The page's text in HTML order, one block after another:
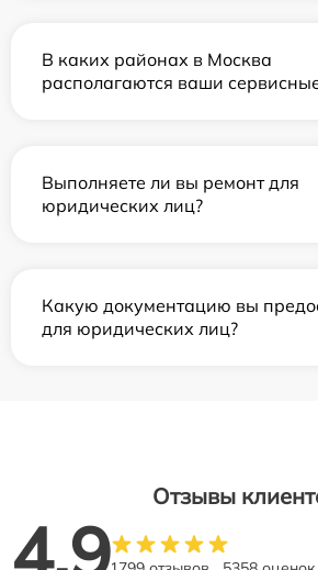
В каких районах в Москва
располагаются ваши
Выполняете ли вы ремонт для
юридических лиц?
Какую документацию вы
для юридических лиц?
Отзывы